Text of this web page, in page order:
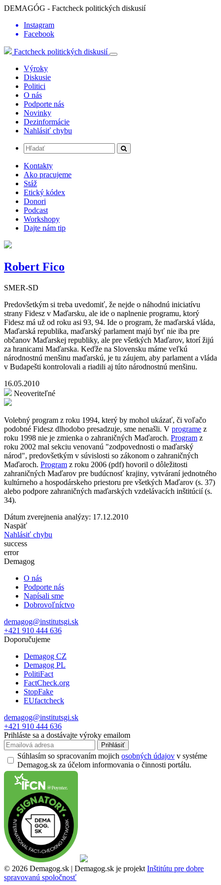
DEMAGÓG - Factcheck politických diskusií
Instagram
Facebook
Factcheck politických diskusií
Výroky
Diskusie
Politici
O nás
Podporte nás
Novinky
Dezinformácie
Nahlásiť chybu
Kontakty
Ako pracujeme
Stáž
Etický kódex
Donori
Podcast
Workshopy
Dajte nám tip
Robert Fico
SMER-SD
Predovšetkým si treba uvedomiť, že nejde o náhodnú iniciatívu
strany Fidesz v Maďarsku, ale ide o naplnenie programu, ktorý
Fidesz má už od roku asi 93, 94. Ide o program, že maďarská vláda,
Maďarská republika, maďarský parlament majú byť nie iba pre
občanov Maďarskej republiky, ale pre všetkých Maďarov, ktorí žijú
za hranicami Maďarska. Keďže na Slovensku máme veľkú
národnostnú menšinu maďarskú, je tu záujem, aby parlament a vláda
v Budapešti kontrolovali a riadili aj túto národnostnú menšinu.
16.05.2010
Neoveriteľné
Volebný program z roku 1994, který by mohol ukázať, či voľačo
podobné Fidesz dlhodobo presadzuje, sme nenašli. V programe z
roku 1998 nie je zmienka o zahraničných Maďaroch. Program z
roku 2002 mal sekciu venovanú "zodpovednosti o maďarský
národ", predovšetkým v súvislosti so zákonom o zahraničných
Maďaroch. Program z roku 2006 (pdf) hovoril o dôležitosti
zahraničných Maďarov pre budúcnosť krajiny, vytváraní jednotného
kultúrneho a hospodárskeho priestoru pre všetkých Maďarov (s. 37)
alebo podpore zahraničných maďarských vzdelávacích inštitúcií (s.
34).
Dátum zverejnenia analýzy: 17.12.2010
Naspäť
Nahlásiť chybu
success
error
Demagog
O nás
Podporte nás
Napísali sme
Dobrovoľníctvo
demagog@institutsgi.sk
+421 910 444 636
Doporučujeme
Demagog CZ
Demagog PL
PolitiFact
FactCheck.org
StopFake
EUfactcheck
demagog@institutsgi.sk
+421 910 444 636
Prihláste sa a dostávajte výroky emailom
Prihlásiť
Súhlasím so spracovaním mojich osobných údajov v systéme
Demagog.sk za účelom informovania o činnosti portálu.
© 2026 Demagog.sk | Demagog.sk je projekt Inštitútu pre dobre
spravovanú spoločnosť